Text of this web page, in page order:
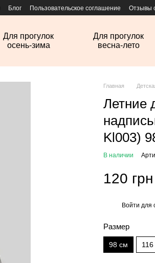
Блог Пользовательское соглашение Отзывы
Для прогулок
осень-зима
Для прогулок
весна-лето
Главная
Летние
Kl003)
В наличии
120 грн
Войти для
Размер
98 см